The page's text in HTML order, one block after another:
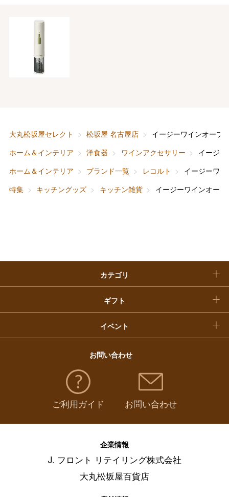
大丸松坂屋セレクト 松坂屋 名古屋店
イージーワインオープ
ホーム＆インテリア
洋食器 ワインアクセサリー
イージ
ホーム＆インテリア
ブランド一覧 レコルト
イージーワ
特集
キッチングッズ キッチン雑貨 イージーワインオー
カテゴリ
ホーム＆インテリア
ベビー＆キッズ
ギフト
結婚内祝い
お香典返し
快気祝い
イベント
お中元
敬老の日
福袋
お問い合わせ
ご利用ガイド お問い合わせ
企業情報
J. フロント リテイリング株式会社
大丸松坂屋百貨店